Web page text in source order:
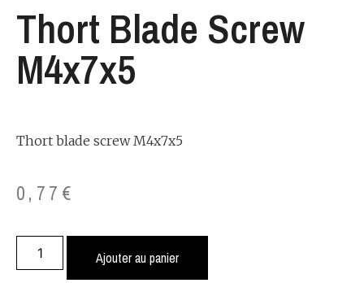
Thort Blade Screw
M4x7x5
Thort blade screw M4x7x5
0,77 €
Ajouter au panier